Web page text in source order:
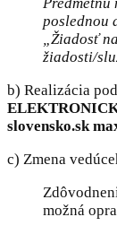
poslednou
„Žiadosť
žiadosti/
b) Realizácia
slovensko.sk
c) Zmena
možná